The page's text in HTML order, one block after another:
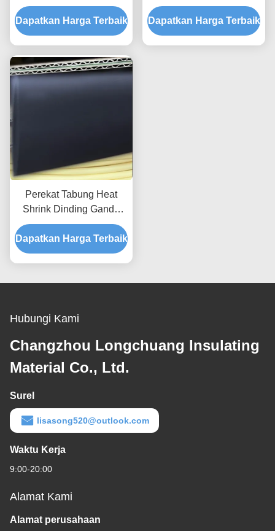
4.2mm Perekat Hitam
Berjajar Heat Shrink
Tubing
Dapatkan Harga Terbaik
Dinding Ganda 2.0mm
Nilai Api
Dapatkan Harga Terbaik
Perekat Tabung Heat
Shrink Dinding Ganda
25.4mm, Tabung Heat
Shrink Polyolefin
Fleksibel Hitam
Dapatkan Harga Terbaik
Hubungi Kami
Changzhou Longchuang Insulating
Material Co., Ltd.
Surel
lisasong520@outlook.com
Waktu Kerja
9:00-20:00
Alamat Kami
Alamat perusahaan